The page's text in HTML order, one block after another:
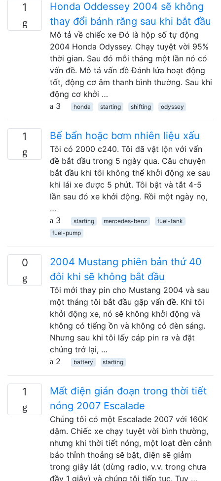
1
Honda Oddessey 2004 sẽ không
thay đổi bánh răng sau khi bắt đầu
Mô tả về chiếc xe Đó là hộp số tự động
2004 Honda Odyssey. Chạy tuyệt vời 95%
thời gian. Sau đó mỗi tháng một lần nó có
vấn đề. Mô tả vấn đề Đánh lửa hoạt động
tốt, động cơ âm thanh bình thường. Sau khi
động cơ khởi …
3
honda starting shifting odyssey
1 Bể bẩn hoặc bơm nhiên liệu xấu
Tôi có 2000 c240. Tôi đã vật lộn với vấn
đề bắt đầu trong 5 ngày qua. Câu chuyện
bắt đầu khi tôi không thể khởi động xe sau
khi lái xe được 5 phút. Tôi bật và tắt 4-5
lần sau đó xe khởi động. Rồi một ngày nọ,
…
3
starting mercedes-benz
fuel-tank
fuel-pump
0
2004 Mustang phiên bản thứ 40
đôi khi sẽ không bắt đầu
Tôi mới thay pin cho Mustang 2004 và sau
một tháng tôi bắt đầu gặp vấn đề. Khi tôi
khởi động xe, nó sẽ không khởi động và
không có tiếng ồn và không có đèn sáng.
Nhưng sau khi tôi lấy cáp pin ra và đặt
chúng trở lại, …
2
battery starting
1
Mất điện gián đoạn trong thời tiết
nóng 2007 Escalade
Chúng tôi có một Escalade 2007 với 160K
dặm. Chiếc xe chạy tuyệt vời bình thường,
nhưng khi thời tiết nóng, một loạt đèn cảnh
báo thỉnh thoảng sẽ bật, điện sẽ giảm
trong giây lát (dừng radio, v.v. trong chưa
đầy 1 giây) và chúng tôi tiếp tục. Tuy …